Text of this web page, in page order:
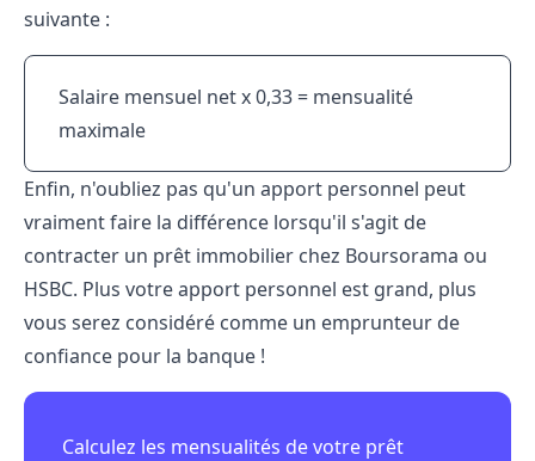
suivante :
Salaire mensuel net x 0,33 = mensualité
maximale
Enfin, n'oubliez pas qu'un apport personnel peut
vraiment faire la différence lorsqu'il s'agit de
contracter un prêt immobilier chez Boursorama ou
HSBC. Plus votre apport personnel est grand, plus
vous serez considéré comme un emprunteur de
confiance pour la banque !
Calculez les mensualités de votre prêt